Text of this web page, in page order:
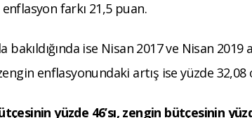
farkı 21,5 puan.
bakıldığında ise Nisan 2017 ve Nisan
enflasyonundaki artış ise yüzde 32,08
yüzde 46’sı, zengin bütçesinin